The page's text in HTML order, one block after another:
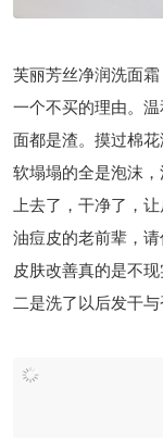
芙丽芳丝净润洗面
一个不买的理由。
面都是渣。摸过棉
软塌塌的全是泡沫
上去了，干净了，
油痘皮的老前辈，
皮肤改善真的是不
二是洗了以后发干与